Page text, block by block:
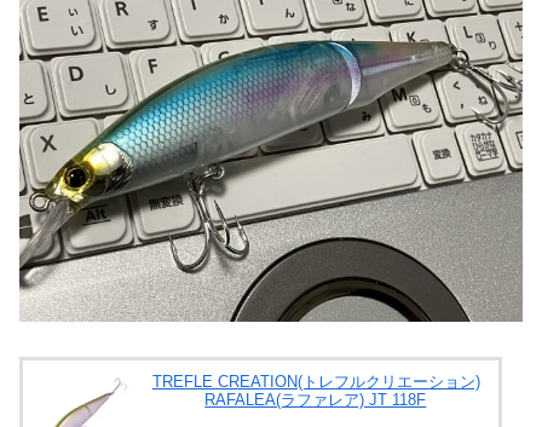
TREFLE CREATION(トレフルクリエーション)
RAFALEA(ラファレア) JT 118F